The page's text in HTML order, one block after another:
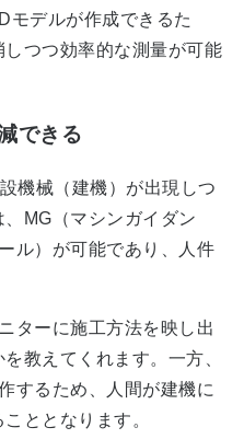
モデルが作成できるた
つつ効率的な測量が可能
できる
機械（建機）が出現しつ
MG（マシンガイダン
ル）が可能であり、人件
ターに施工方法を映し出
教えてくれます。一方、
するため、人間が建機に
ととなります。